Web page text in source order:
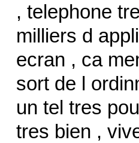
, telephone
milliers d
ecran , ca
sort de l
un tel tres
tres bien ,